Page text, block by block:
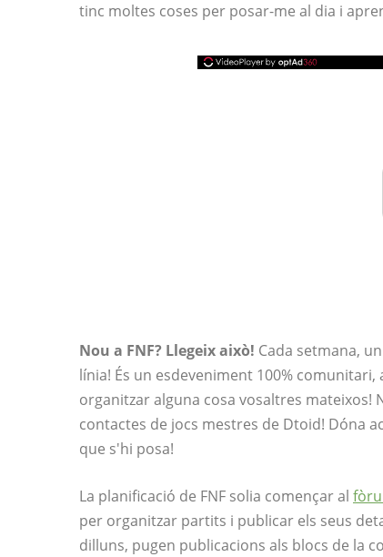
tinc moltes coses per posar-me al dia i
Nou a FNF? Llegeix això! Cada setmana,
línia! És un esdeveniment 100%
organitzar alguna cosa vosaltres mateixos!
contactes de jocs mestres de Dtoid! Dóna
que s'hi posa!
La planificació de FNF solia començar al
per organitzar partits i publicar els seus
dilluns, pugen publicacions als blocs de la